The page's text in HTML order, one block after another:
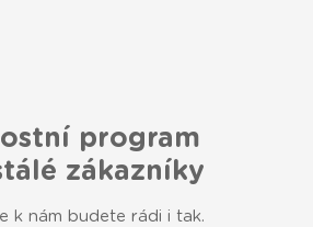
program
zákazníky
k nám budete rádi i tak.